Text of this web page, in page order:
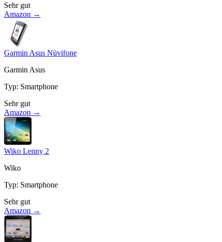
Sehr gut
Amazon →
Garmin Asus Nüvifone
Garmin Asus
Typ: Smartphone
Sehr gut
Amazon →
Wiko Lenny 2
Wiko
Typ: Smartphone
Sehr gut
Amazon →